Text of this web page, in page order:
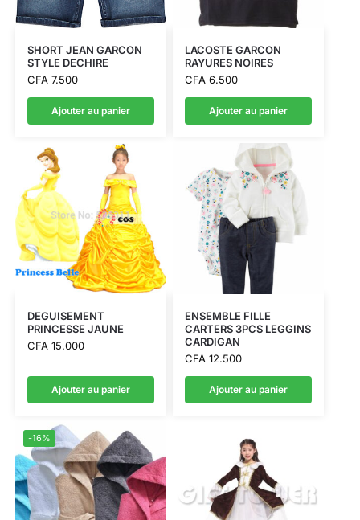
SHORT JEAN GARCON
STYLE DECHIRE
CFA7.500
Ajouter au panier
LACOSTE GARCON
RAYURES NOIRES
CFA6.500
Ajouter au panier
DEGUISEMENT
PRINCESSE JAUNE
CFA15.000
Ajouter au panier
ENSEMBLE FILLE
CARTERS 3PCS LEGGINS
CARDIGAN
CFA12.500
Ajouter au panier
-16%